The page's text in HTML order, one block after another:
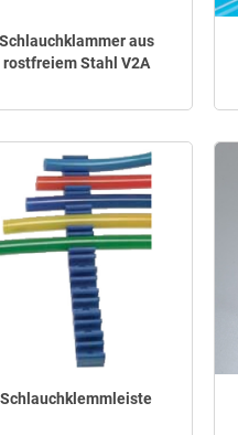
Schlauchklammer aus
rostfreiem Stahl V2A
Schlauchklemmleiste